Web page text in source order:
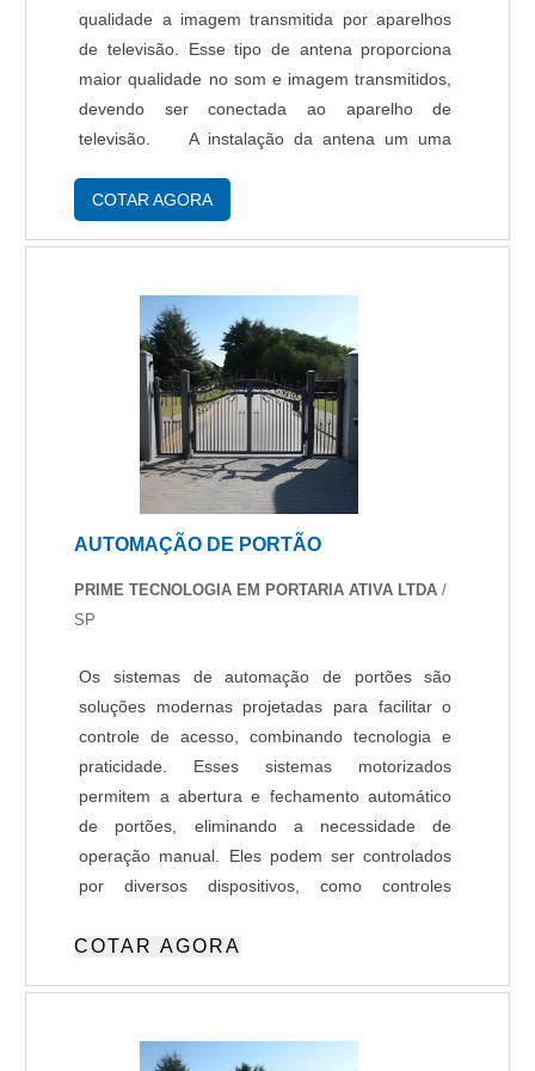
sistemas de gestão existentes e podem ser
adaptadas às necessidades específicas de cada
cliente.
qualidade a imagem transmitida por aparelhos
de televisão. Esse tipo de antena proporciona
maior qualidade no som e imagem transmitidos,
devendo ser conectada ao aparelho de
televisão. A instalação da antena um uma
especializada, porém é necessário cuidado
COTAR AGORA
AUTOMAÇÃO DE PORTÃO
PRIME TECNOLOGIA EM PORTARIA ATIVA LTDA /
SP
Os sistemas de automação de portões são
soluções modernas projetadas para facilitar o
controle de acesso, combinando tecnologia e
praticidade. Esses sistemas motorizados
permitem a abertura e fechamento automático
de portões, eliminando a necessidade de
operação manual. Eles podem ser controlados
por diversos dispositivos, como controles
amplamente utilizados em residências,
acesso, permitindo que o portão reconheça
COTAR AGORA